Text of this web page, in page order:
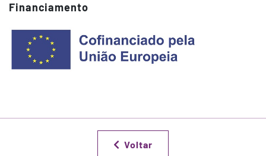
Financiamento
Voltar